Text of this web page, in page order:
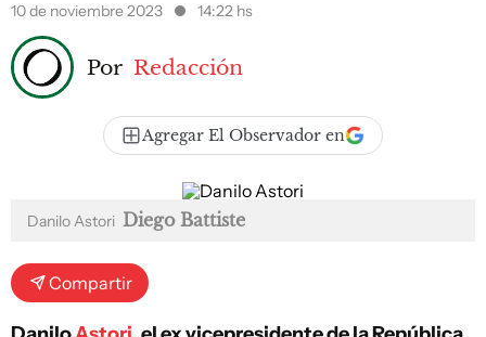
10 de noviembre 2023
14:22 hs
Por Redacción
Agregar El Observador en
Danilo Astori Diego Battiste
Compartir